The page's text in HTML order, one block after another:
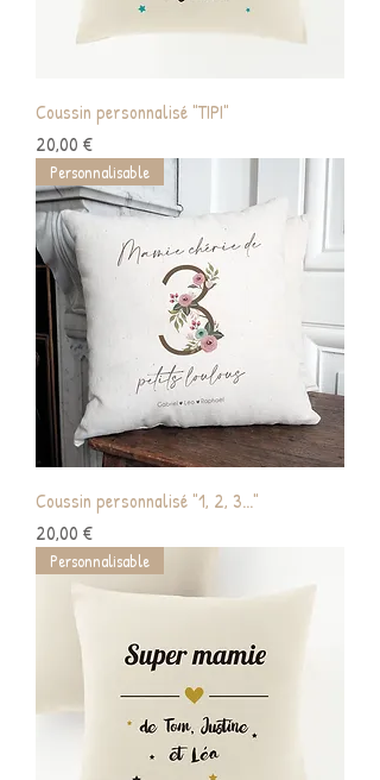
Coussin personnalisé "TIPI"
Prix
20,00 €
Personnalisable
Coussin personnalisé "1, 2, 3..."
Prix
20,00 €
Personnalisable